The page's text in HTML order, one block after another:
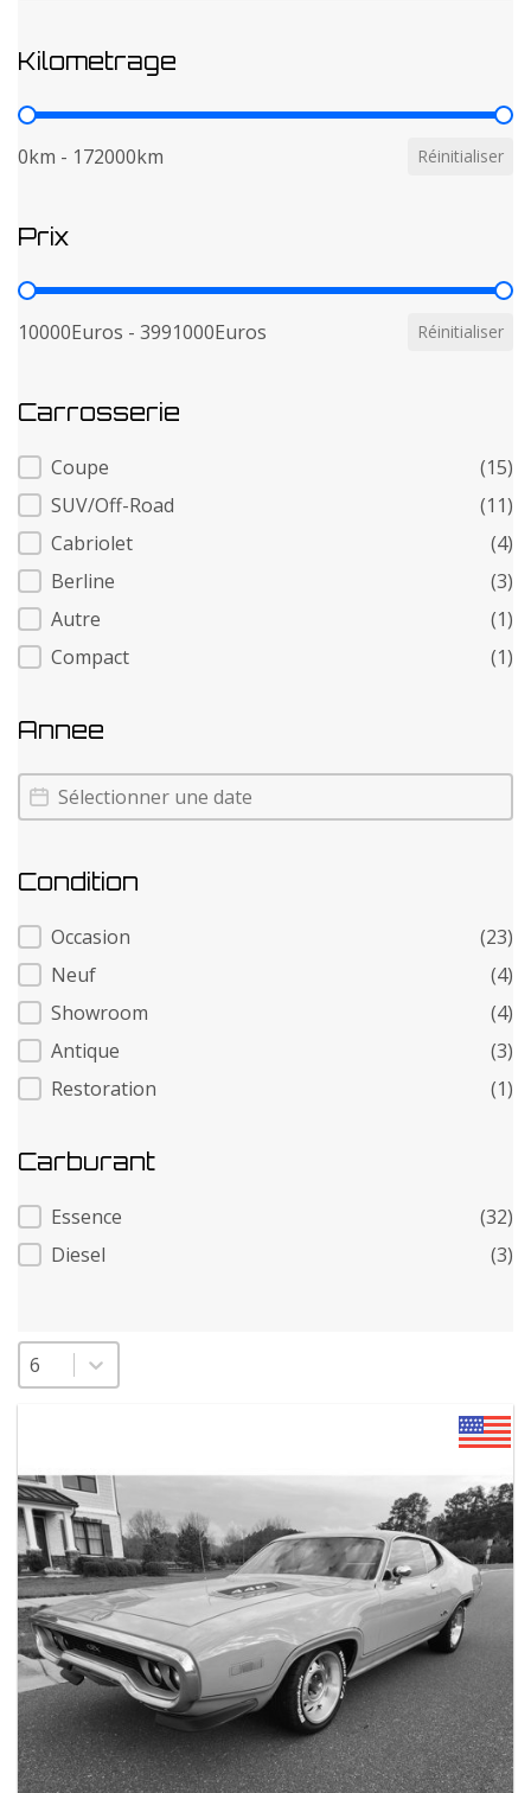
Kilometrage
Kilometrage
0km - 172000km Réinitialiser
Prix
Prix
10000Euros - 3991000Euros Réinitialiser
Carrosserie
Carrosserie
Coupe
(15)
SUV/Off-Road
(11)
Cabriolet
(4)
Berline
(3)
Autre
(1)
Compact
(1)
Annee
Annee
Annee
Condition
Condition
Occasion
(23)
Neuf
(4)
Showroom
(4)
Antique
(3)
Restoration
(1)
Carburant
Carburant
Essence
(32)
Diesel
(3)
Sélectionnez un nombre par page